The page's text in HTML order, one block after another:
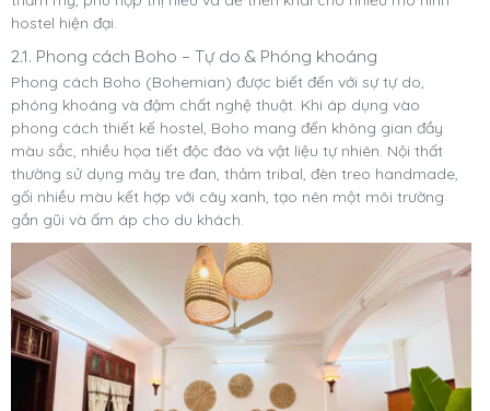
hostel hiện đại.
2.1. Phong cách Boho – Tự do & Phóng khoáng
Phong cách Boho (Bohemian) được biết đến với sự tự do,
phóng khoáng và đậm chất nghệ thuật. Khi áp dụng vào
phong cách thiết kế hostel, Boho mang đến không gian đầy
màu sắc, nhiều họa tiết độc đáo và vật liệu tự nhiên. Nội thất
thường sử dụng mây tre đan, thảm tribal, đèn treo handmade,
gối nhiều màu kết hợp với cây xanh, tạo nên một môi trường
gần gũi và ấm áp cho du khách.